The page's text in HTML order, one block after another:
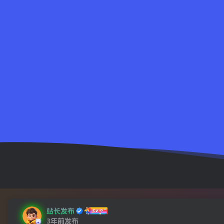
站长发布
3年前发布